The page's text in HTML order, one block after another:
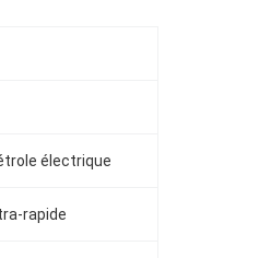
électrique
rapide